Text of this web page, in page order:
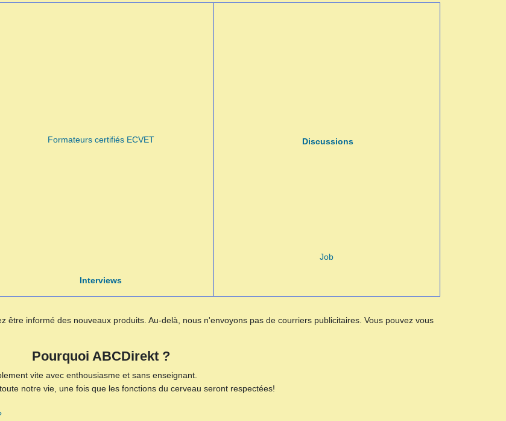
Formateurs certifiés ECVET
Interviews
Discussions
Job
être informé des nouveaux produits. Au-delà, nous n'envoyons pas de courriers publicitaires. Vous pouvez vous
Pourquoi ABCDirekt ?
vite avec enthousiasme et sans enseignant.
notre vie, une fois que les fonctions du cerveau seront respectées!